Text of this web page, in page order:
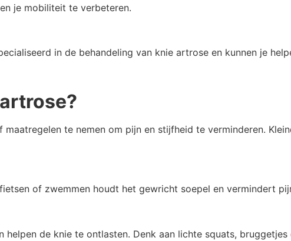
je mobiliteit te verbeteren.
in de behandeling van knie artrose en kunnen je
te nemen om pijn en stijfheid te verminderen.
of zwemmen houdt het gewricht soepel en vermindert
de knie te ontlasten. Denk aan lichte squats,